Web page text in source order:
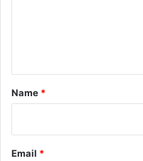
*
Name *
Email *